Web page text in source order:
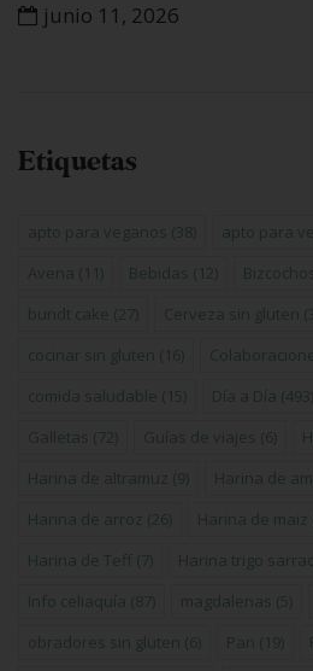
junio 11, 2026
Etiquetas
apto para veganos (38) apto para
Avena (11) Bebidas (12) Bizcochos
bundt cake (27) Cerveza sin gluten
cocinar sin gluten (16)
comida saludable (15) Día a Día (493)
Galletas (72) Guías de viajes (6)
Harina de altramuz (9) Harina de
Harina de arroz (26) Harina de maiz
Harina de Teff (7) Harina trigo
Info celiaquía (87) magdalenas (5)
obradores sin gluten (6) Pan (19)